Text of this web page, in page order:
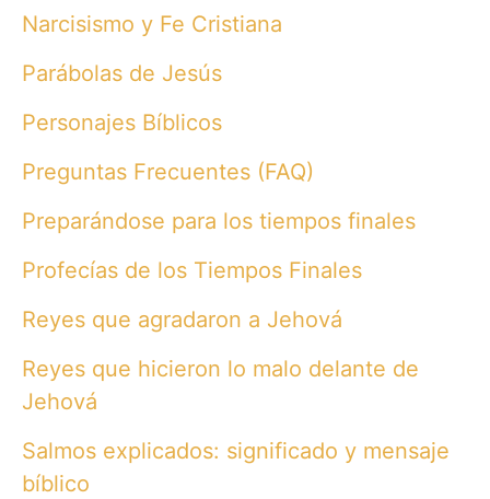
Narcisismo y Fe Cristiana
Parábolas de Jesús
Personajes Bíblicos
Preguntas Frecuentes (FAQ)
Preparándose para los tiempos finales
Profecías de los Tiempos Finales
Reyes que agradaron a Jehová
Reyes que hicieron lo malo delante de
Jehová
Salmos explicados: significado y mensaje
bíblico